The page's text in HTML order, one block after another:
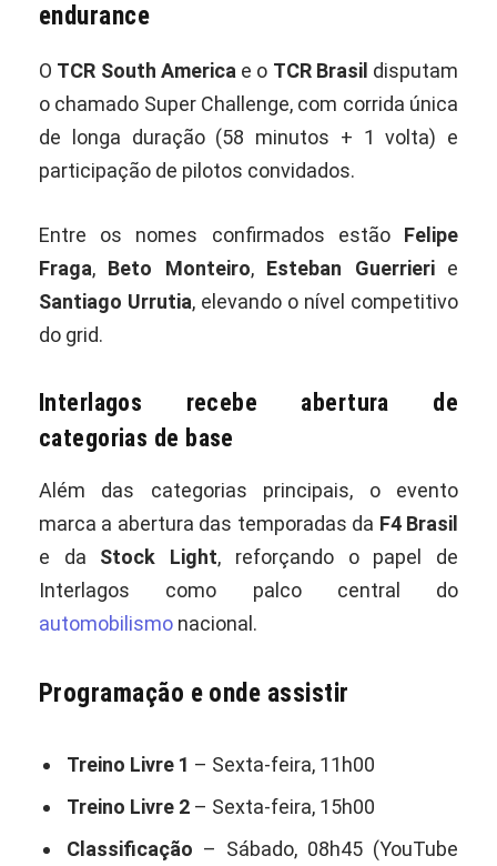
endurance
O TCR South Americae o TCR Brasil disputam
o chamado Super Challenge, com corrida única
de longa duração (58 minutos + 1 volta) e
participação de pilotos convidados.
Entre os nomes confirmados estão Felipe
Fraga, Beto Monteiro, Esteban Guerrierie
Santiago Urrutia, elevando o nível competitivo
do grid.
Interlagos recebe abertura de
categorias de base
Além das categorias principais, o evento
marca a abertura das temporadas da F4 Brasil
e da Stock Light, reforçando o papel de
Interlagos como palco central do
automobilismo nacional.
Programação e onde assistir
Treino Livre 1 – Sexta-feira, 11h00
Treino Livre 2 – Sexta-feira, 15h00
Classificação – Sábado, 08h45 (YouTube